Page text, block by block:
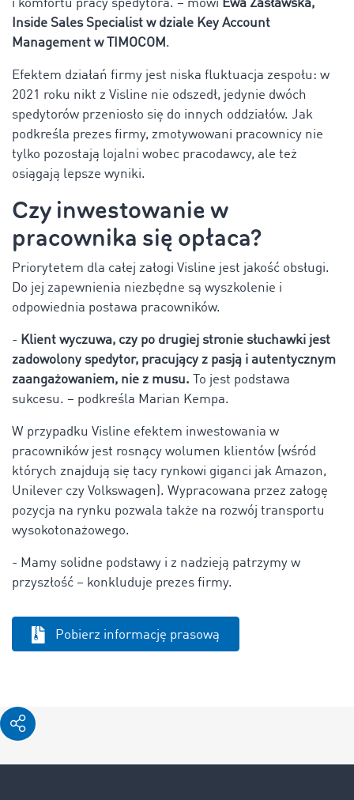
i komfortu pracy spedytora. – mówi Ewa Zasławska,
Inside Sales Specialist w dziale Key Account
Management w TIMOCOM .
Efektem działań firmy jest niska fluktuacja zespołu: w
2021 roku nikt z Visline nie odszedł, jedynie dwóch
spedytorów przeniosło się do innych oddziałów. Jak
podkreśla prezes firmy, zmotywowani pracownicy nie
tylko pozostają lojalni wobec pracodawcy, ale też
osiągają lepsze wyniki.
Czy inwestowanie w
pracownika się opłaca?
Priorytetem dla całej załogi Visline jest jakość obsługi.
Do jej zapewnienia niezbędne są wyszkolenie i
odpowiednia postawa pracowników.
- Klient wyczuwa, czy po drugiej stronie słuchawki jest
zadowolony spedytor, pracujący z pasją i autentycznym
zaangażowaniem, nie z musu. To jest podstawa
sukcesu. – podkreśla Marian Kempa.
W przypadku Visline efektem inwestowania w
pracowników jest rosnący wolumen klientów (wśród
których znajdują się tacy rynkowi giganci jak Amazon,
Unilever czy Volkswagen). Wypracowana przez załogę
pozycja na rynku pozwala także na rozwój transportu
wysokotonażowego.
- Mamy solidne podstawy i z nadzieją patrzymy w
przyszłość – konkluduje prezes firmy.
Pobierz informację prasową